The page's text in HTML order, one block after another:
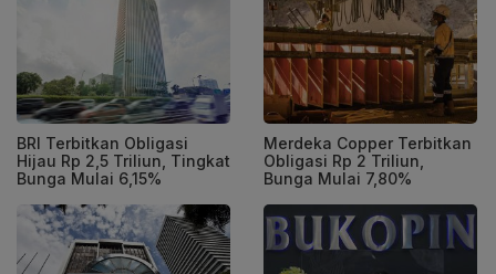
BRI Terbitkan Obligasi
Hijau Rp 2,5 Triliun, Tingkat
Bunga Mulai 6,15%
Merdeka Copper Terbitkan
Obligasi Rp 2 Triliun,
Bunga Mulai 7,80%